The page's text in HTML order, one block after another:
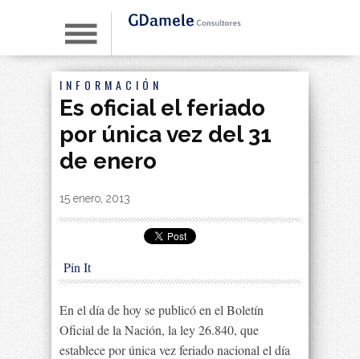
INFORMACIÓN
Es oficial el feriado
por única vez del 31
de enero
By|
15 enero, 2013
Pin It
En el día de hoy se publicó en el Boletín
Oficial de la Nación, la ley 26.840, que
establece por única vez feriado nacional el día